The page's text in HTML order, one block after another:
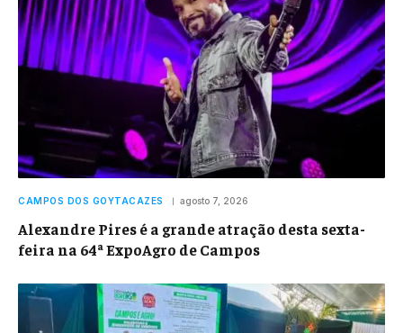
CAMPOS DOS GOYTACAZES agosto 7, 2026
Alexandre Pires é a grande atração desta sexta-
feira na 64ª ExpoAgro de Campos